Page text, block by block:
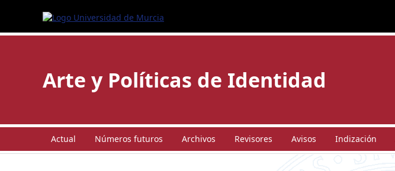
Arte y Políticas de Identidad
Actual Números futuros Archivos Revisores Avisos Indización